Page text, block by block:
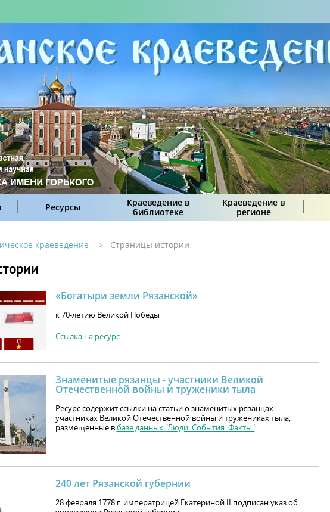
Ресурсы
Краеведение в
библиотеке
Краеведение в
регионе
краеведение Страницы истории
«Богатыри земли Рязанской»
к 70-летию Великой Победы
Ссылка на ресурс
Знаменитые рязанцы - участники Великой
Отечественной войны и труженики тыла
Ресурс содержит ссылки на статьи о знаменитых рязанцах -
участниках Великой Отечественной войны и тружениках тыла,
размещенные вбазе данных "Люди. События. Факты"
240 лет Рязанской губернии
28 февраля 1778 г. императрицей Екатериной II подписан указ об